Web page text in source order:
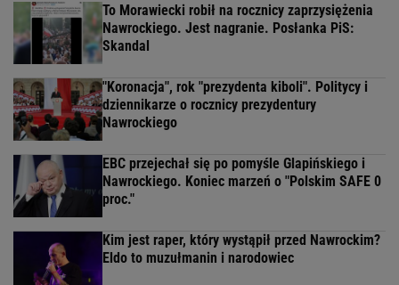
To Morawiecki robił na rocznicy zaprzysiężenia
Nawrockiego. Jest nagranie. Posłanka PiS:
Skandal
"Koronacja", rok "prezydenta kiboli". Politycy i
dziennikarze o rocznicy prezydentury
Nawrockiego
EBC przejechał się po pomyśle Glapińskiego i
Nawrockiego. Koniec marzeń o "Polskim SAFE 0
proc."
Kim jest raper, który wystąpił przed Nawrockim?
Eldo to muzułmanin i narodowiec